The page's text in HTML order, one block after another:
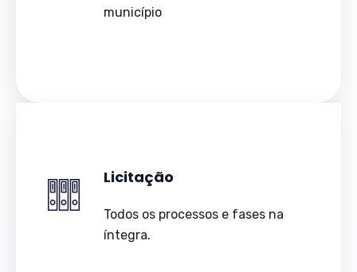
município
Licitação
Todos os processos e fases na
íntegra.